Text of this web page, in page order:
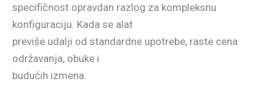
specifičnost opravdan razlog za kompleksnu
konfiguraciju. Kada se alat
previše udalji od standardne upotrebe, raste cena
održavanja, obuke i
budućih izmena.